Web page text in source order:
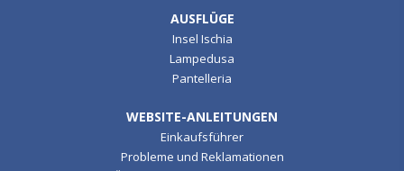
AUSFLÜGE
Insel Ischia
Lampedusa
Pantelleria
WEBSITE-ANLEITUNGEN
Einkaufsführer
Probleme und Reklamationen